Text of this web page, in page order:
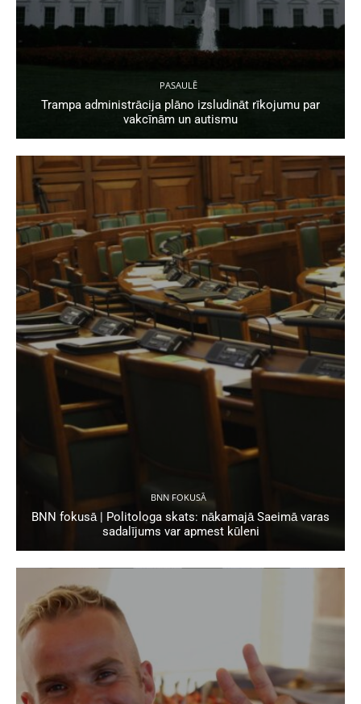
PASAULĒ
Trampa administrācija plāno izsludināt rīkojumu par
vakcīnām un autismu
BNN FOKUSĀ
BNN fokusā | Politologa skats: nākamajā Saeimā varas
sadalījums var apmest kūleni